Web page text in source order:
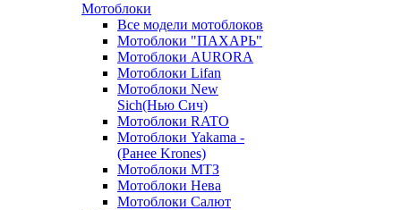
Мотоблоки
Все модели мотоблоков
Мотоблоки "ПАХАРЬ"
Мотоблоки AURORA
Мотоблоки Lifan
Мотоблоки New
Sich(Нью Сич)
Мотоблоки RATO
Мотоблоки Yakama -
(Ранее Krones)
Мотоблоки МТЗ
Мотоблоки Нева
Мотоблоки Салют